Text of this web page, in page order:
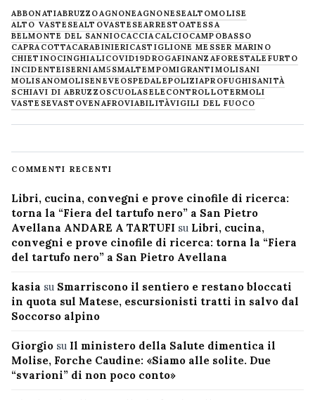
ABBONATIABRUZZOAGNONEAGNONESEALTOMOLISE
ALTO VASTESEALTOVASTESEARRESTOATESSA
BELMONTE DEL SANNIOCACCIACALCIOCAMPOBASSO
CAPRACOTTACARABINIERICASTIGLIONE MESSER MARINO
CHIETINOCINGHIALICOVID19DROGAFINANZAFORESTALE FURTO
INCIDENTEISERNIAM5SMALTEMPOMIGRANTIMOLISANI
MOLISANOMOLISENEVE OSPEDALEPOLIZIAPROFUGHISANITÀ
SCHIAVI DI ABRUZZOSCUOLASELECONTROLLOTERMOLI
VASTESEVASTOVENAFROVIABILITÀVIGILI DEL FUOCO
COMMENTI RECENTI
Libri, cucina, convegni e prove cinofile di ricerca:
torna la “Fiera del tartufo nero” a San Pietro
Avellana ANDARE A TARTUFI su Libri, cucina,
convegni e prove cinofile di ricerca: torna la “Fiera
del tartufo nero” a San Pietro Avellana
kasia su Smarriscono il sentiero e restano bloccati
in quota sul Matese, escursionisti tratti in salvo dal
Soccorso alpino
Giorgio su Il ministero della Salute dimentica il
Molise, Forche Caudine: «Siamo alle solite. Due
“svarioni” di non poco conto»